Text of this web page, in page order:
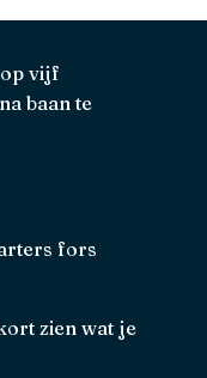
vijf
baan te
fors
zien wat je